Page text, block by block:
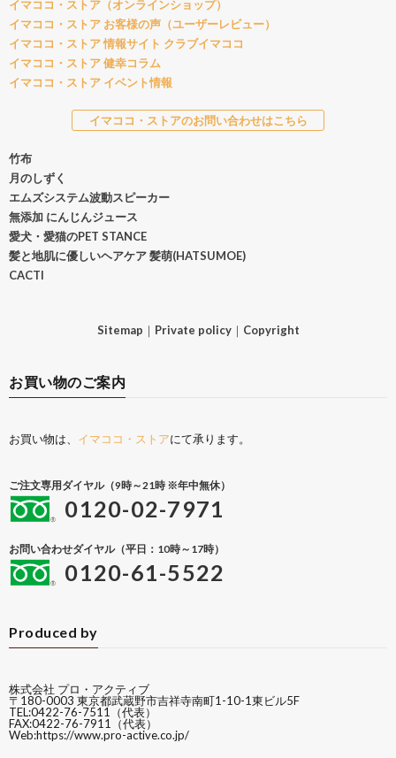
イマココ・ストア（オンラインショップ）
イマココ・ストア お客様の声（ユーザーレビュー）
イマココ・ストア 情報サイト クラブイマココ
イマココ・ストア 健幸コラム
イマココ・ストア イベント情報
イマココ・ストアのお問い合わせはこちら
竹布
月のしずく
エムズシステム波動スピーカー
無添加 にんじんジュース
愛犬・愛猫のPET STANCE
髪と地肌に優しいヘアケア 髪萌(HATSUMOE)
CACTI
Sitemap ｜ Private policy｜ Copyright
お買い物のご案内
お買い物は、 イマココ・ストアにて承ります。
ご注文専用ダイヤル（9時～21時 ※年中無休）
0120-02-7971
お問い合わせダイヤル（平日：10時～17時）
0120-61-5522
Produced by
株式会社 プロ・アクティブ
〒180-0003 東京都武蔵野市吉祥寺南町1-10-1東ビル5F
TEL:0422-76-7511（代表）
FAX:0422-76-7911（代表）
Web:https://www.pro-active.co.jp/